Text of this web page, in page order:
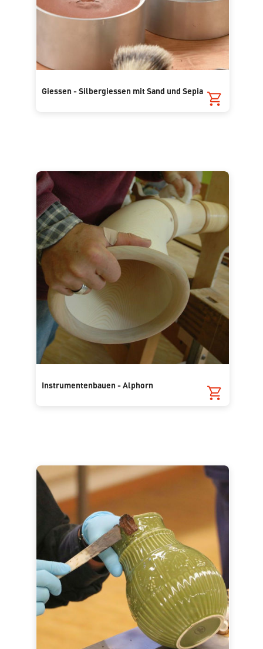
Giessen - Silbergiessen mit Sand und Sepia
Instrumentenbauen - Alphorn